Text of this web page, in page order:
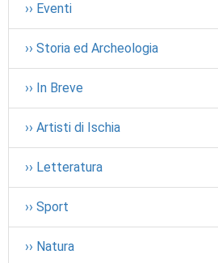
›› Eventi
›› Storia ed Archeologia
›› In Breve
›› Artisti di Ischia
›› Letteratura
›› Sport
›› Natura